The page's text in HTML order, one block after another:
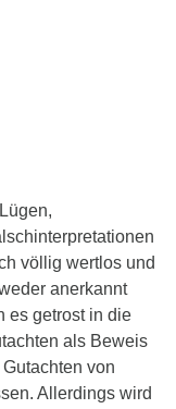
völlig wertlos und
anerkannt
es getrost in die
als Beweis
von
Allerdings wird